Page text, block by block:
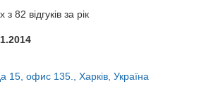
82 відгуків за рік
15, офис 135., Харків, Україна